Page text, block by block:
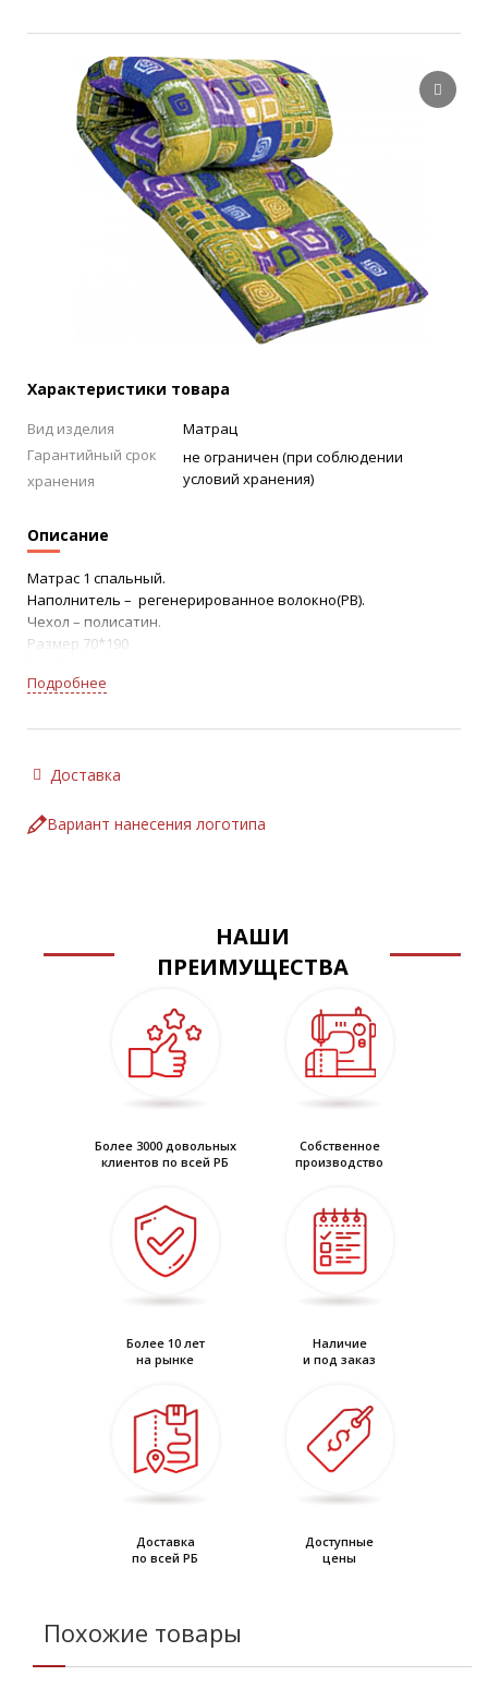
Характеристики товара
Описание
Матрас 1 спальный.
Наполнитель – регенерированное волокно(РВ).
Чехол – полисатин.
Размер 70*190
Вид изделия
Матрац
Гарантийный срок
хранения
не ограничен (при соблюдении
условий хранения)
Подробнее
Доставка
Вариант нанесения логотипа
НАШИ
ПРЕИМУЩЕСТВА
Более 3000 довольных
клиентов по всей РБ
Собственное
производство
Более 10 лет
на рынке
Наличие
и под заказ
Доставка
по всей РБ
Доступные
цены
Похожие товары